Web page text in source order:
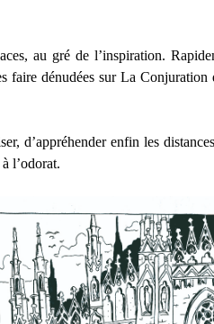
au gré de l’inspiration.
faire dénudées sur La Conjuration
d’appréhender enfin les
l’odorat.